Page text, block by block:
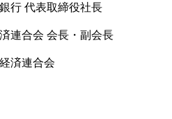
代表取締役社長
合会 会長・副会長
済連合会